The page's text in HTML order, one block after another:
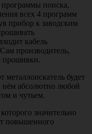
программы поиска,
всех 4 программ
прибор к заводским
кабель
производитель,
прошивки.
металлоискатель будет
нём абсолютно любой
и чутьем.
значительно
повышенного